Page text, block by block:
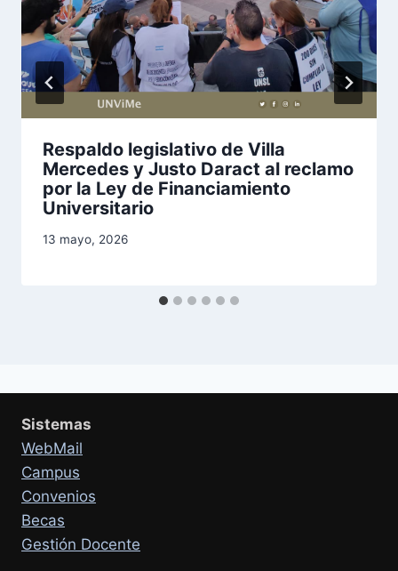
Respaldo legislativo de Villa
Mercedes y Justo Daract al reclamo
por la Ley de Financiamiento
Universitario
13 mayo, 2026
Sistemas
WebMail
Campus
Convenios
Becas
Gestión Docente